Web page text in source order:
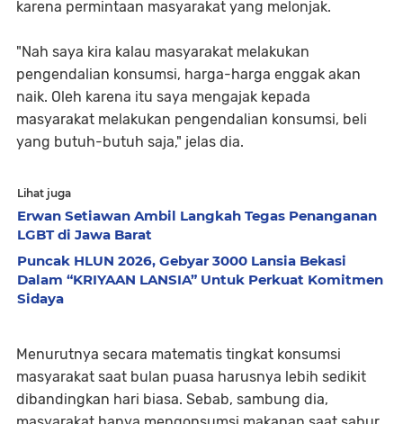
karena permintaan masyarakat yang melonjak.
"Nah saya kira kalau masyarakat melakukan
pengendalian konsumsi, harga-harga enggak akan
naik. Oleh karena itu saya mengajak kepada
masyarakat melakukan pengendalian konsumsi, beli
yang butuh-butuh saja," jelas dia.
Lihat juga
Erwan Setiawan Ambil Langkah Tegas Penanganan
LGBT di Jawa Barat
Puncak HLUN 2026, Gebyar 3000 Lansia Bekasi
Dalam “KRIYAAN LANSIA” Untuk Perkuat Komitmen
Sidaya
Menurutnya secara matematis tingkat konsumsi
masyarakat saat bulan puasa harusnya lebih sedikit
dibandingkan hari biasa. Sebab, sambung dia,